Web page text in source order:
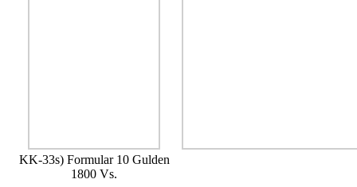
KK-33s) Formular 10 Gulden
1800 Vs.